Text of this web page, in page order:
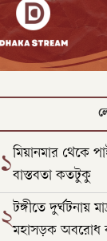
১মিয়ানমার থেকে
বাস্তবতা কতটুকু
২টঙ্গীতে দুর্ঘটনায়
মহাসড়ক অবরোধ